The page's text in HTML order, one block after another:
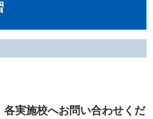
実施校へお問い合わせくだ